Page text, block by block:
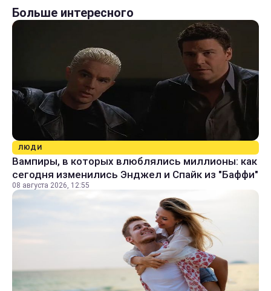
Больше интересного
ЛЮДИ
Вампиры, в которых влюблялись миллионы: как
сегодня изменились Энджел и Спайк из "Баффи"
08 августа 2026, 12:55